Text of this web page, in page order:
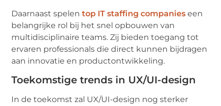
Daarnaast spelentop IT staffing companies een
belangrijke rol bij het snel opbouwen van
multidisciplinaire teams. Zij bieden toegang tot
ervaren professionals die direct kunnen bijdragen
aan innovatie en productontwikkeling.
Toekomstige trends in UX/UI-design
In de toekomst zal UX/UI-design nog sterker